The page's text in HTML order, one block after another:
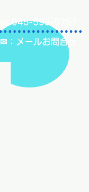
℡:045-595-9751
✉：メールお問合せ